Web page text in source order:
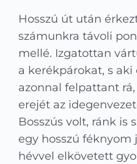
Hosszú út után
számunkra távoli
mellé. Izgatottan
a kerékpárokat, s aki
azonnal felpattant
erejét az
Bosszús volt, ránk is
egy hosszú féknyom
hévvel elkövetett